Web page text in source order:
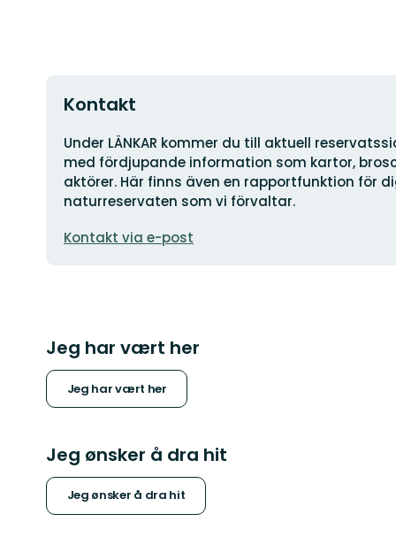
Kontakt
Adresse
Under LÄNKAR kommer du till aktuell
med fördjupande information som kartor,
aktörer. Här finns även en rapportfunktion för
naturreservaten som vi förvaltar.
postadresse
Kontakt via e-post
Jeg har vært her
Jeg har vært her
Jeg ønsker å dra hit
Jeg ønsker å dra hit